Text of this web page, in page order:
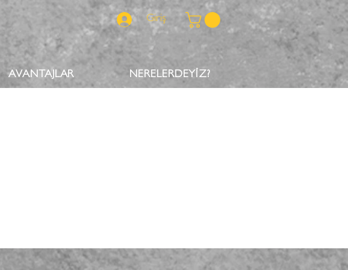
Giriş
AVANTAJLAR NERELERDEYİZ?